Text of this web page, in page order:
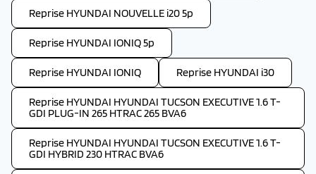
Reprise HYUNDAI NOUVELLE i20 5p
Reprise HYUNDAI IONIQ 5p
Reprise HYUNDAI IONIQ Reprise HYUNDAI i30
Reprise HYUNDAI HYUNDAI TUCSON EXECUTIVE 1.6 T-
GDI PLUG-IN 265 HTRAC 265 BVA6
Reprise HYUNDAI HYUNDAI TUCSON EXECUTIVE 1.6 T-
GDI HYBRID 230 HTRAC BVA6